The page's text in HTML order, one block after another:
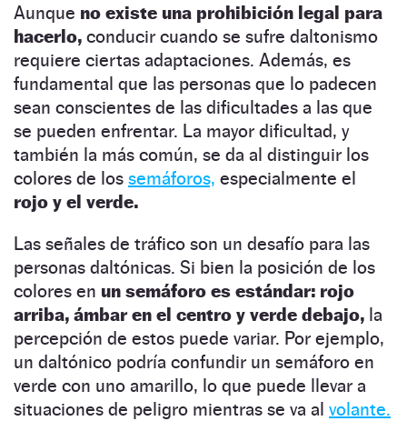
Aunque no existe una prohibición legal para
hacerlo, conducir cuando se sufre daltonismo
requiere ciertas adaptaciones. Además, es
fundamental que las personas que lo padecen
sean conscientes de las dificultades a las que
se pueden enfrentar. La mayor dificultad, y
también la más común, se da al distinguir los
colores de los semáforos, especialmente el
rojo y el verde.
Las señales de tráfico son un desafío para las
personas daltónicas. Si bien la posición de los
colores en un semáforo es estándar: rojo
arriba, ámbar en el centro y verde debajo, la
percepción de estos puede variar. Por ejemplo,
un daltónico podría confundir un semáforo en
verde con uno amarillo, lo que puede llevar a
situaciones de peligro mientras se va al volante.